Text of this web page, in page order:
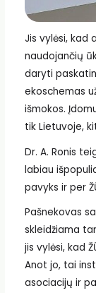
Jis vylėsi, kad
naudojančių
daryti
ekoschemas
išmokos.
tik Lietuvoje,
Dr. A. Ronis
labiau
pavyks ir per
Pašnekovas
skleidžiama
jis vylėsi, kad
Anot jo, tai
asociacijų ir